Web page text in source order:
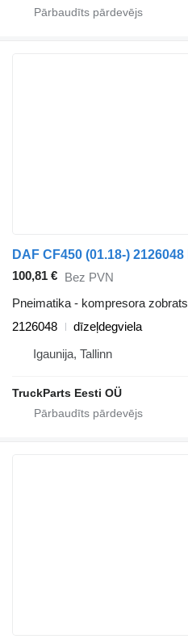
100,81 € Bez PVN
Pneimatika - kompresora zobrats
2126048
dīzeļdegviela
Igaunija, Tallinn
TruckParts Eesti OÜ